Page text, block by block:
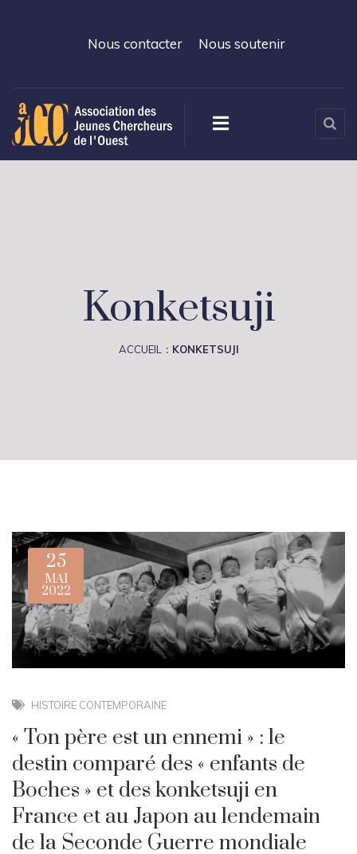
Nous contacter Nous soutenir
Konketsuji
ACCUEIL KONKETSUJI
25
MAI
2022
HISTOIRE CONTEMPORAINE
« Ton père est un ennemi » : le
destin comparé des « enfants de
Boches » et des konketsuji en
France et au Japon au lendemain
de la Seconde Guerre mondiale